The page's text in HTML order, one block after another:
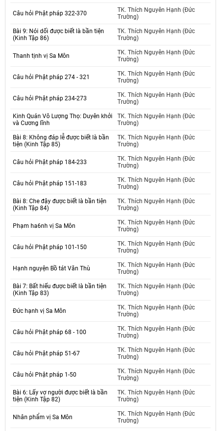
Câu hỏi Phật pháp 322-370
TK. Thích Nguyên Hạnh (Đức
Trường)
Bài 9: Nói dối được biết là bần tiện
(Kinh Tập 86)
TK. Thích Nguyên Hạnh (Đức
Trường)
Thanh tịnh vị Sa Môn
TK. Thích Nguyên Hạnh (Đức
Trường)
Câu hỏi Phật pháp 274 - 321
TK. Thích Nguyên Hạnh (Đức
Trường)
Câu hỏi Phật pháp 234-273
TK. Thích Nguyên Hạnh (Đức
Trường)
Kinh Quán Vô Lượng Thọ: Duyên khởi
và Cương lĩnh
TK. Thích Nguyên Hạnh (Đức
Trường)
Bài 8: Không đáp lễ được biết là bần
tiện (Kinh Tập 85)
TK. Thích Nguyên Hạnh (Đức
Trường)
Câu hỏi Phật pháp 184-233
TK. Thích Nguyên Hạnh (Đức
Trường)
Câu hỏi Phật pháp 151-183
TK. Thích Nguyên Hạnh (Đức
Trường)
Bài 8: Che đậy được biết là bần tiện
(Kinh Tập 84)
TK. Thích Nguyên Hạnh (Đức
Trường)
Phạm ha6nh vị Sa Môn
TK. Thích Nguyên Hạnh (Đức
Trường)
Câu hỏi Phật pháp 101-150
TK. Thích Nguyên Hạnh (Đức
Trường)
Hạnh nguyện Bồ tát Văn Thù
TK. Thích Nguyên Hạnh (Đức
Trường)
Bài 7: Bất hiếu được biết là bần tiện
(Kinh Tập 83)
TK. Thích Nguyên Hạnh (Đức
Trường)
Đức hạnh vị Sa Môn
TK. Thích Nguyên Hạnh (Đức
Trường)
Câu hỏi Phật pháp 68 - 100
TK. Thích Nguyên Hạnh (Đức
Trường)
Câu hỏi Phật pháp 51-67
TK. Thích Nguyên Hạnh (Đức
Trường)
Câu hỏi Phật pháp 1-50
TK. Thích Nguyên Hạnh (Đức
Trường)
Bài 6: Lấy vợ người được biết là bần
tiện (Kinh Tập 82)
TK. Thích Nguyên Hạnh (Đức
Trường)
Nhân phẩm vị Sa Môn
TK. Thích Nguyên Hạnh (Đức
Trường)